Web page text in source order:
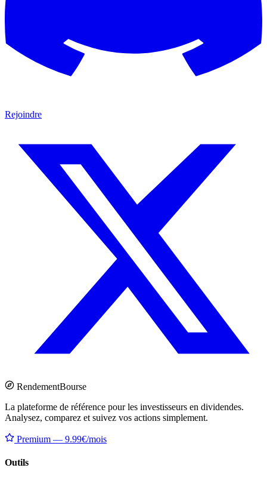
Rejoindre
RendementBourse
La plateforme de référence pour les investisseurs en dividendes.
Analysez, comparez et suivez vos actions simplement.
Premium — 9.99€/mois
Outils